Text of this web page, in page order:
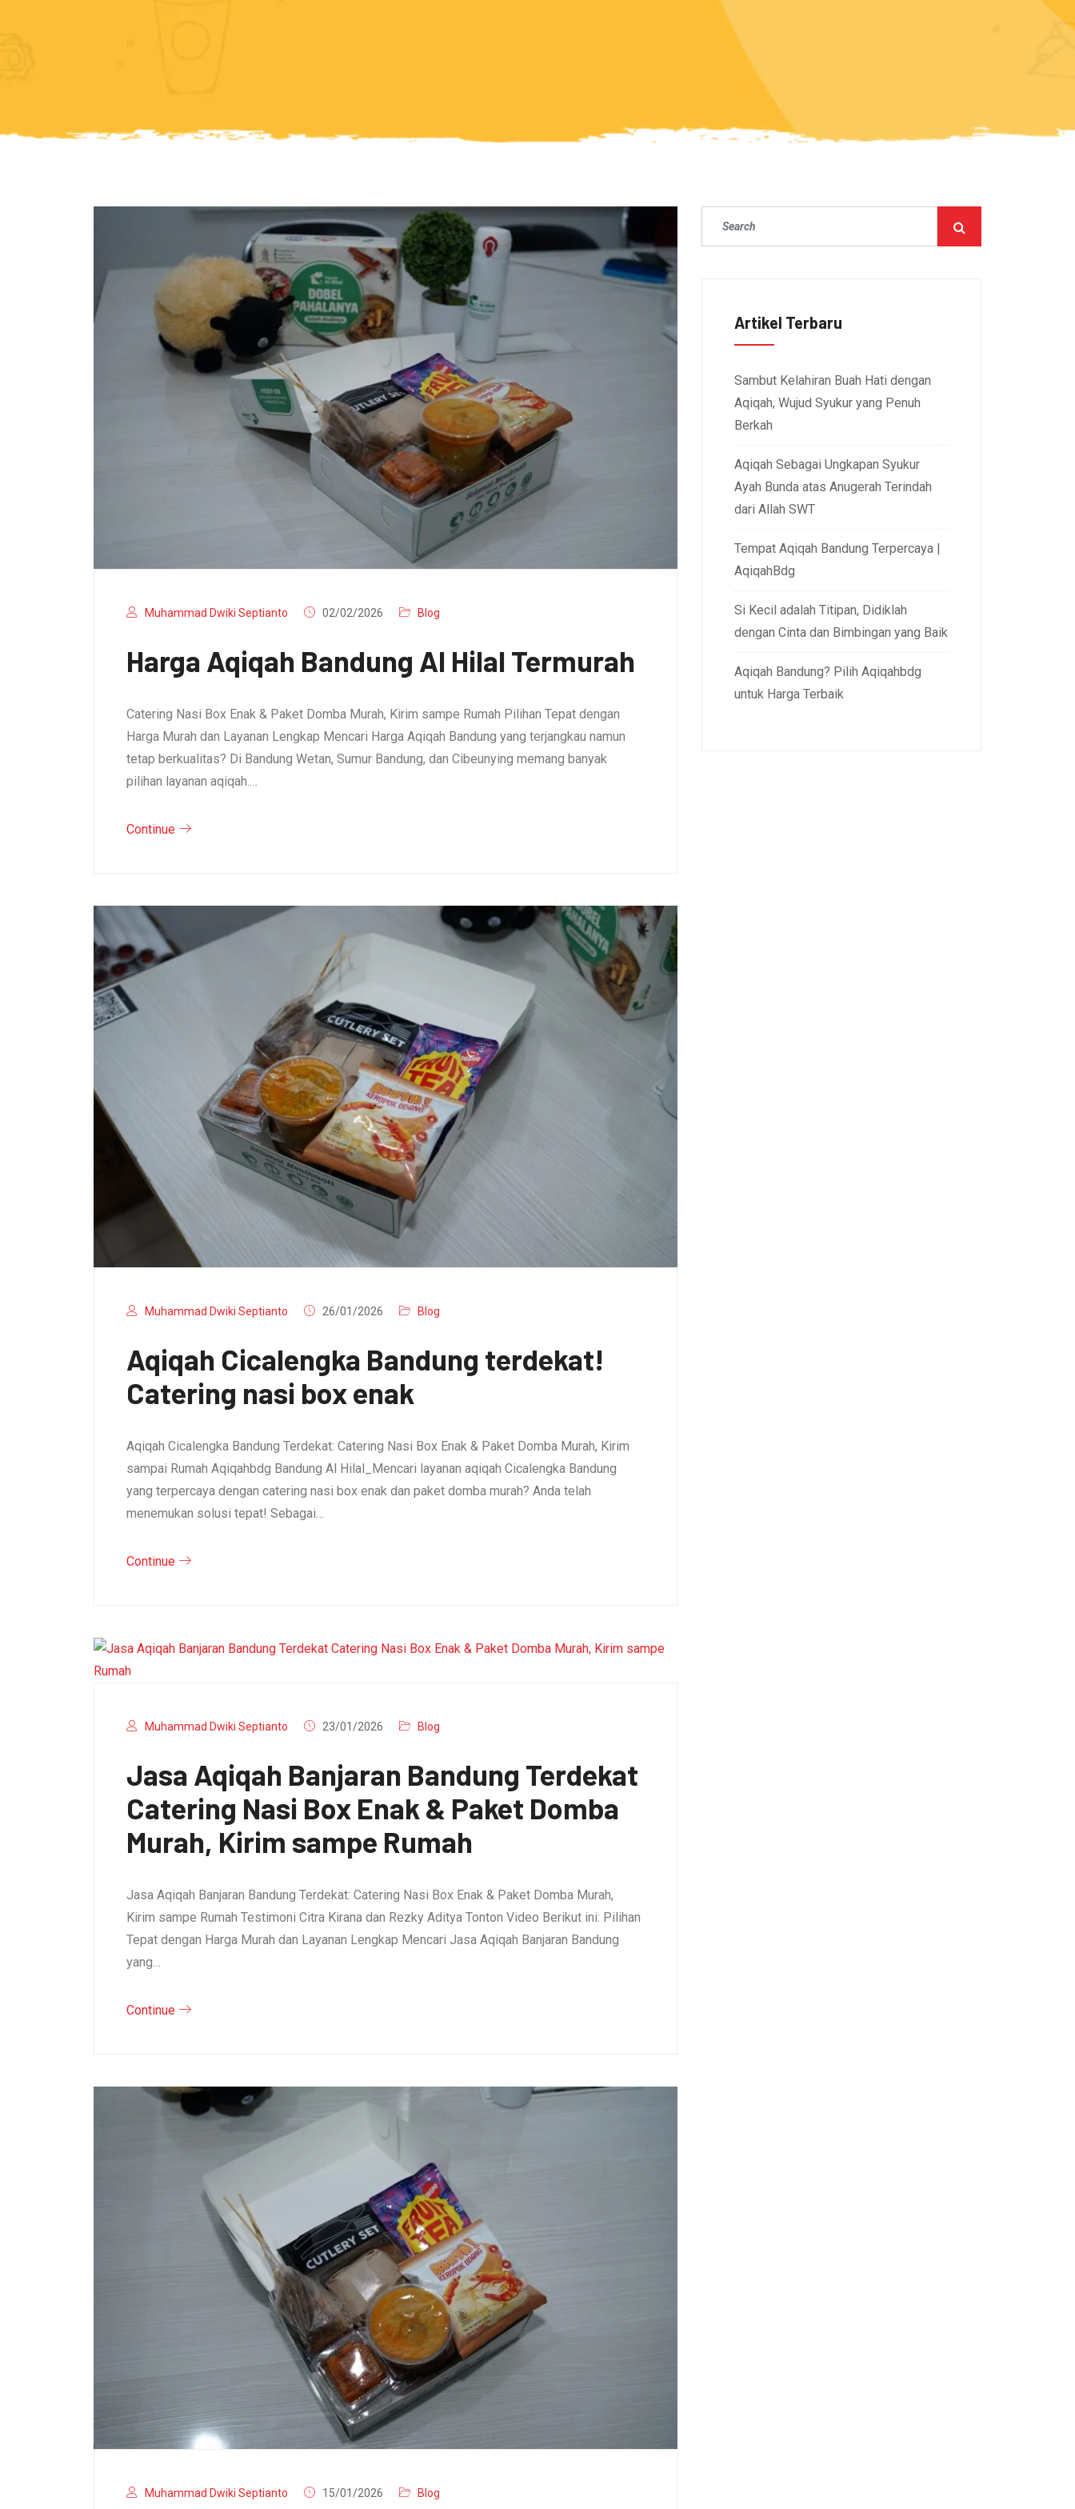
Muhammad Dwiki Septianto 02/02/2026 Blog
Harga Aqiqah Bandung Al Hilal Termurah
Catering Nasi Box Enak & Paket Domba Murah, Kirim sampe Rumah Pilihan Tepat dengan
Harga Murah dan Layanan Lengkap Mencari Harga Aqiqah Bandung yang terjangkau namun
tetap berkualitas? Di Bandung Wetan, Sumur Bandung, dan Cibeunying memang banyak
pilihan layanan aqiqah.…
Continue
Muhammad Dwiki Septianto 26/01/2026 Blog
Aqiqah Cicalengka Bandung terdekat!
Catering nasi box enak
Aqiqah Cicalengka Bandung Terdekat: Catering Nasi Box Enak & Paket Domba Murah, Kirim
sampai Rumah Aqiqahbdg Bandung Al Hilal_Mencari layanan aqiqah Cicalengka Bandung
yang terpercaya dengan catering nasi box enak dan paket domba murah? Anda telah
menemukan solusi tepat! Sebagai…
Continue
Muhammad Dwiki Septianto 23/01/2026 Blog
Jasa Aqiqah Banjaran Bandung Terdekat
Catering Nasi Box Enak & Paket Domba
Murah, Kirim sampe Rumah
Jasa Aqiqah Banjaran Bandung Terdekat: Catering Nasi Box Enak & Paket Domba Murah,
Kirim sampe Rumah Testimoni Citra Kirana dan Rezky Aditya Tonton Video Berikut ini: Pilihan
Tepat dengan Harga Murah dan Layanan Lengkap Mencari Jasa Aqiqah Banjaran Bandung
yang…
Continue
Muhammad Dwiki Septianto 15/01/2026 Blog
Artikel Terbaru
Sambut Kelahiran Buah Hati dengan
Aqiqah, Wujud Syukur yang Penuh
Berkah
Aqiqah Sebagai Ungkapan Syukur
Ayah Bunda atas Anugerah Terindah
dari Allah SWT
Tempat Aqiqah Bandung Terpercaya |
AqiqahBdg
Si Kecil adalah Titipan, Didiklah
dengan Cinta dan Bimbingan yang Baik
Aqiqah Bandung? Pilih Aqiqahbdg
untuk Harga Terbaik